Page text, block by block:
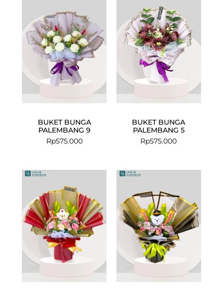
BUKET BUNGA
PALEMBANG 9
Rp575.000
BUKET BUNGA
PALEMBANG 5
Rp575.000